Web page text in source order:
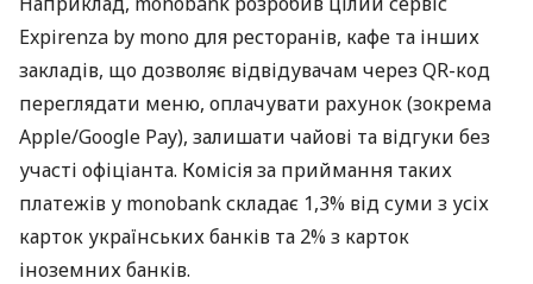
Expirenza by mono для ресторанів, кафе та інших
закладів, що дозволяє відвідувачам через QR-код
переглядати меню, оплачувати рахунок (зокрема
Apple/Google Pay), залишати чайові та відгуки без
участі офіціанта. Комісія за приймання таких
платежів у monobank складає 1,3% від суми з усіх
карток українських банків та 2% з карток
іноземних банків.